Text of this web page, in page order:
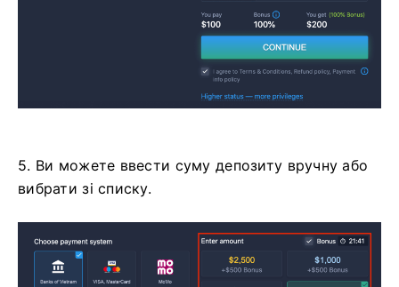
5. Ви можете ввести суму депозиту вручну або
вибрати зі списку.